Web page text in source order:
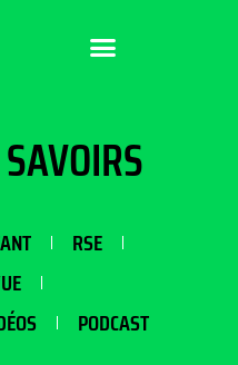
RSE
PODCAST